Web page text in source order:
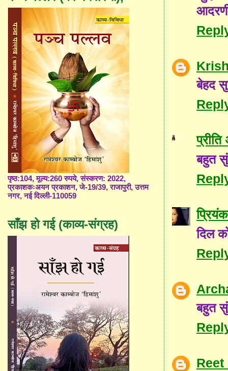
बेहद
बहुत
दिल
बहुत
पृष्ठ:104, मूल्य:260 रुपये, संस्करण: 2022,
प्रकाशकःअयन प्रकाशन, जे-19/39, राजापुरी, उत्तम
नगर, नई दिल्ली-110059
साँझ हो गई (काव्य-संग्रह)